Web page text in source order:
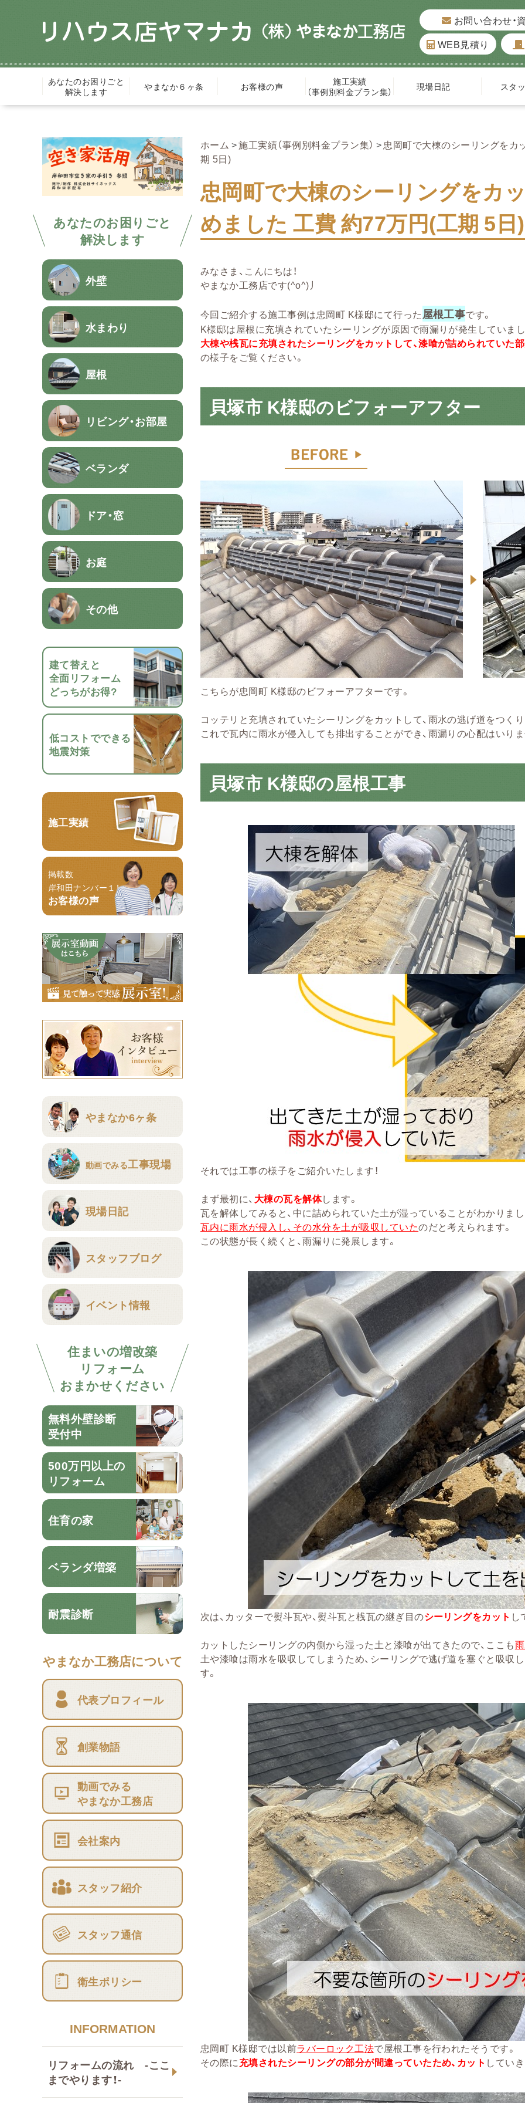
お問い合わせ・
WEB見積り
あなたのお困りごと
解決します
やまなか６ヶ条 お客様の声
施工実績
（事例別料金プラン集）
現場日記 スタ
あなたのお困りごと
解決します
外壁
水まわり
屋根
リビング・お部屋
ベランダ
ドア・窓
お庭
その他
建て替えと
全面リフォーム
どっちがお得?
低コストでできる
地震対策
施工実績
掲載数
岸和田ナンバー１！
お客様の声
やまなか6ヶ条
動画でみる工事現場
現場日記
スタッフブログ
イベント情報
住まいの増改築
リフォーム
おまかせください
無料外壁診断
受付中
500万円以上の
リフォーム
住育の家
ベランダ増築
耐震診断
やまなか工務店について
代表プロフィール
創業物語
動画でみる
やまなか工務店
会社案内
スタッフ紹介
スタッフ通信
衛生ポリシー
INFORMATION
リフォームの流れ -ここ
までやります！-
ホーム 施工実績（事例別料金プラン集）
忠岡町で大棟のシーリングをカ
期 5日)
忠岡町で大棟のシーリングをカ
めました 工費 約77万円(工期 5日)
みなさま、こんにちは！
やまなか工務店です(^o^)丿
今回ご紹介する施工事例は忠岡町 K様邸にて行った屋根工事です。
K様邸は屋根に充填されていたシーリングが原因で雨漏りが発生していま
大棟や桟瓦に充填されたシーリングをカットして、漆喰が詰められていた
の様子をご覧ください。
貝塚市 K様邸のビフォーアフター
こちらが忠岡町 K様邸のビフォーアフターです。
コッテリと充填されていたシーリングをカットして、雨水の逃げ道をつく
これで瓦内に雨水が侵入しても排出することができ、雨漏りの心配はいり
貝塚市 K様邸の屋根工事
それでは工事の様子をご紹介いたします！
まず最初に、 大棟の瓦を解体します。
瓦を解体してみると、中に詰められていた土が湿っていることがわかりま
瓦内に雨水が侵入し、その水分を土が吸収していたのだと考えられます。
この状態が長く続くと、雨漏りに発展します。
次は、カッターで熨斗瓦や、熨斗瓦と桟瓦の継ぎ目のシーリングをカット し
カットしたシーリングの内側から湿った土と漆喰が出てきたので、ここも
土や漆喰は雨水を吸収してしまうため、シーリングで逃げ道を塞ぐと吸収
す。
忠岡町 K様邸では以前ラバーロック工法で屋根工事を行われたそうです。
その際に充填されたシーリングの部分が間違っていたため、カット してい